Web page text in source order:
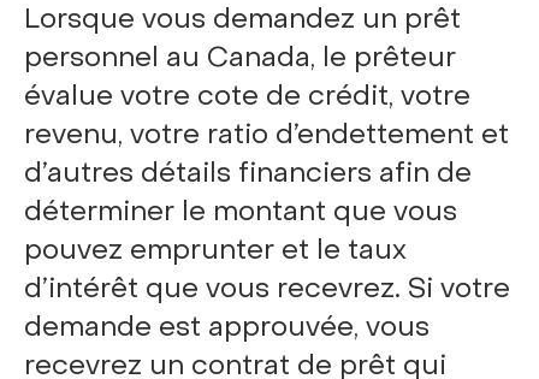
Lorsque vous demandez un prêt
personnel au Canada, le prêteur
évalue votre cote de crédit, votre
revenu, votre ratio d’endettement et
d’autres détails financiers afin de
déterminer le montant que vous
pouvez emprunter et le taux
d’intérêt que vous recevrez. Si votre
demande est approuvée, vous
recevrez un contrat de prêt qui